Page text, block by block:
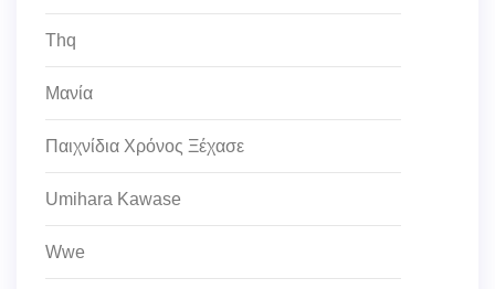
Thq
Μανία
Παιχνίδια Χρόνος Ξέχασε
Umihara Kawase
Wwe